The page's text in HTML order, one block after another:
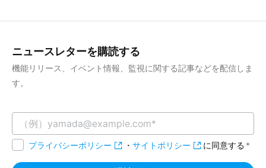
ニュースレターを購読する
機能リリース、イベント情報、監視に関する記事などを配信しま
す。
プライバシーポリシー ・ サイトポリシー に同意する *